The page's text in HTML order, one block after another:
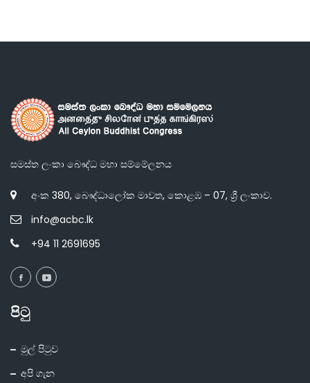
සමස්ත ලංකා බෞද්ධ මහා සම්මේලනය
අංක 380, බෞද්ධාලෝක මාවත, කොළඹ – 07, ශ්‍රී ලංකාව.
info@acbc.lk
+94 11 2691695
පිටු
මුල් පිටුව
අපි ගැන